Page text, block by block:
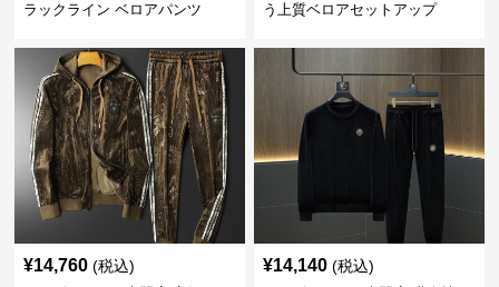
ラックライン ベロアパンツ
う上質ベロアセットアップ
¥14,760 (税込) ¥14,140 (税込)